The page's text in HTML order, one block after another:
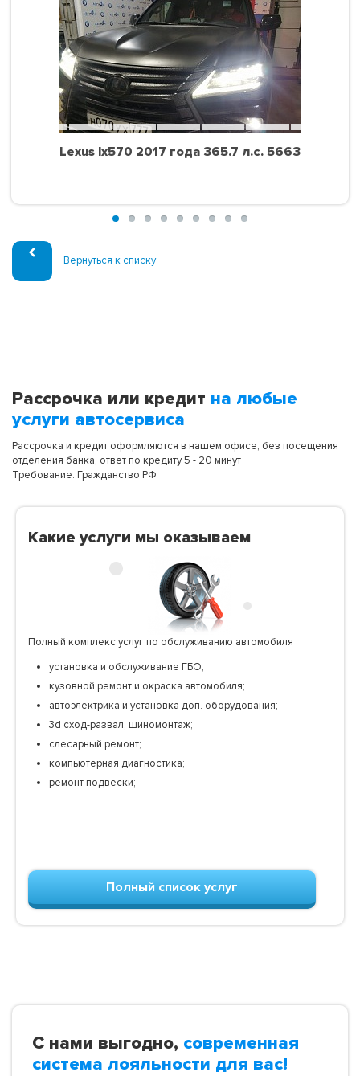
Lexus lx570 2017 года 365.7 л.с. 5663
Вернуться к списку
Рассрочка или кредит на любые
услуги автосервиса
Рассрочка и кредит оформляются в нашем офисе, без посещения
отделения банка, ответ по кредиту 5 - 20 минут
Требование: Гражданство РФ
Какие услуги мы оказываем
Полный комплекс услуг по обслуживанию автомобиля
установка и обслуживание ГБО;
кузовной ремонт и окраска автомобиля;
автоэлектрика и установка доп. оборудования;
3d сход-развал, шиномонтаж;
слесарный ремонт;
компьютерная диагностика;
ремонт подвески;
Полный список услуг
С нами выгодно, современная
система лояльности для вас!